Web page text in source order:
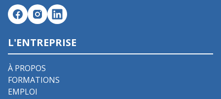
L'ENTREPRISE
À PROPOS
FORMATIONS
EMPLOI